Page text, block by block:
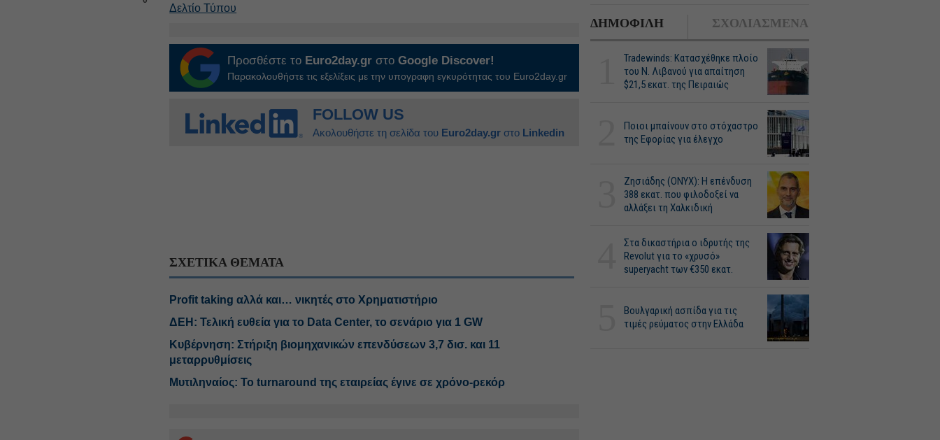
Δελτίο Τύπου
Προσθέστε το Euro2day.gr στοGoogle Discover!
Παρακολουθήστε τις εξελίξεις με την υπογραφη εγκυρότητας του Euro2day.gr
FOLLOW US
Ακολουθήστε τη σελίδα του Euro2day.gr στο Linkedin
ΣΧΕΤΙΚΑ ΘΕΜΑΤΑ
Profit taking αλλά και… νικητές στο Χρηματιστήριο
ΔΕΗ: Τελική ευθεία για το Data Center, το σενάριο για 1 GW
Κυβέρνηση: Στήριξη βιομηχανικών επενδύσεων 3,7 δισ. και 11
μεταρρυθμίσεις
Μυτιληναίος: Το turnaround της εταιρείας έγινε σε χρόνο-ρεκόρ
ΔΗΜΟΦΙΛΗ ΣΧΟΛΙΑΣΜΕΝΑ
Tradewinds: Κατασχέθηκε πλοίο
του Ν. Λιβανού για απαίτηση
$21,5 εκατ. της Πειραιώς
Ποιοι μπαίνουν στο στόχαστρο
της Εφορίας για έλεγχο
Ζησιάδης (ONYX): Η επένδυση
388 εκατ. που φιλοδοξεί να
αλλάξει τη Χαλκιδική
Στα δικαστήρια ο ιδρυτής της
Revolut για το «χρυσό»
superyacht των €350 εκατ.
Βουλγαρική ασπίδα για τις
τιμές ρεύματος στην Ελλάδα